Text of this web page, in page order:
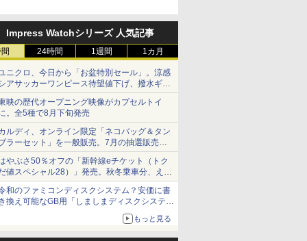
Impress Watchシリーズ 人気記事
24時間 1週間 1カ月
ニクロ、今日から「お盆特別セール」。涼感
アサッカーワンピース待望値下げ、撥水ギア
ョーツは1990円に
映の歴代オープニング映像がカプセルトイ
。全5種で8月下旬発売
ルディ、オンライン限定「ネコバッグ＆タン
ラーセット」を一般販売。7月の抽選販売の
選無効分
やぶさ50％オフの「新幹線eチケット（トク
値スペシャル28）」発売。秋冬乗車分、えき
っと限定
和のファミコンディスクシステム？安価に書
換え可能なGB用「しましまディスクシステ
もっと見る